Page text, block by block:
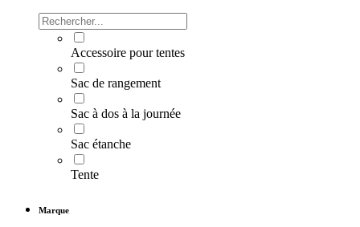
Accessoire pour tentes
Sac de rangement
Sac à dos à la journée
Sac étanche
Tente
Marque